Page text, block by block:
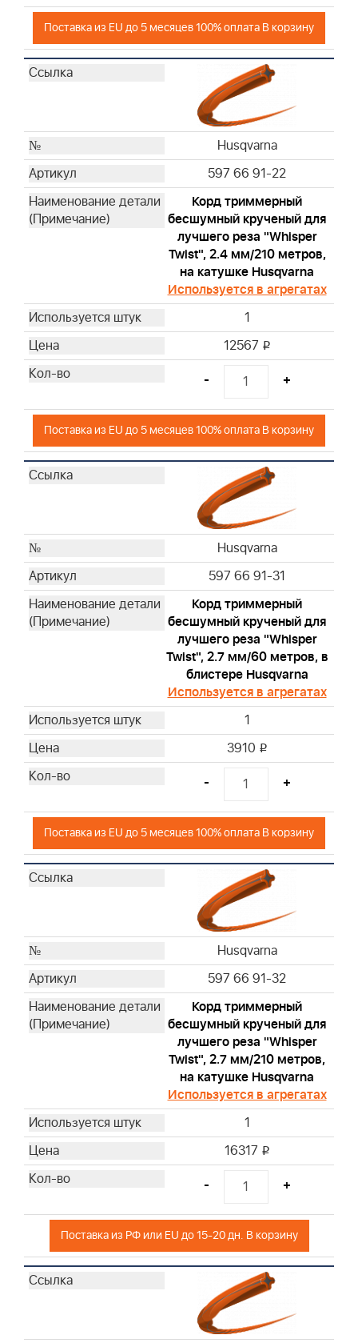
Поставка из EU до 5 месяцев 100% оплата В корзину
Husqvarna
597 66 91-22
Корд триммерный
бесшумный крученый для
лучшего реза "Whisper
Twist", 2.4 мм/210 метров,
на катушке Husqvarna
Используется в агрегатах
1
12567 i
- +
Поставка из EU до 5 месяцев 100% оплата В корзину
Husqvarna
597 66 91-31
Корд триммерный
бесшумный крученый для
лучшего реза "Whisper
Twist", 2.7 мм/60 метров, в
блистере Husqvarna
Используется в агрегатах
1
3910 i
- +
Поставка из EU до 5 месяцев 100% оплата В корзину
Husqvarna
597 66 91-32
Корд триммерный
бесшумный крученый для
лучшего реза "Whisper
Twist", 2.7 мм/210 метров,
на катушке Husqvarna
Используется в агрегатах
1
16317 i
- +
Поставка из РФ или EU до 15-20 дн. В корзину